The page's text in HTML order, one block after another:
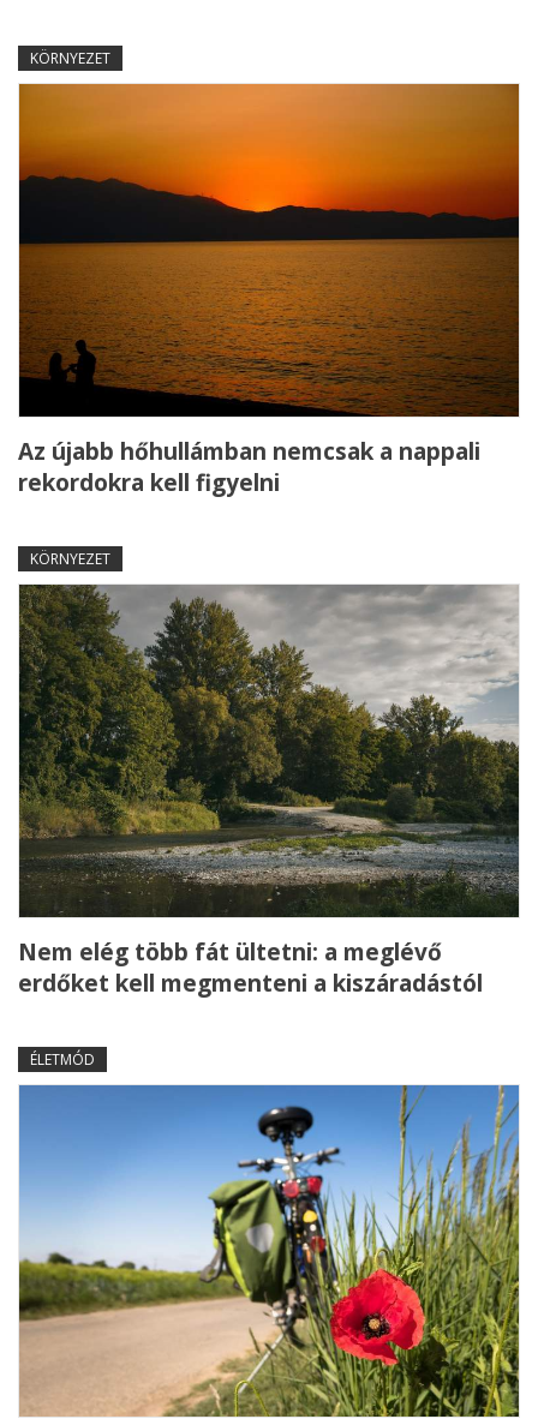
KÖRNYEZET
Az újabb hőhullámban nemcsak a nappali
rekordokra kell figyelni
KÖRNYEZET
Nem elég több fát ültetni: a meglévő
erdőket kell megmenteni a kiszáradástól
ÉLETMÓD